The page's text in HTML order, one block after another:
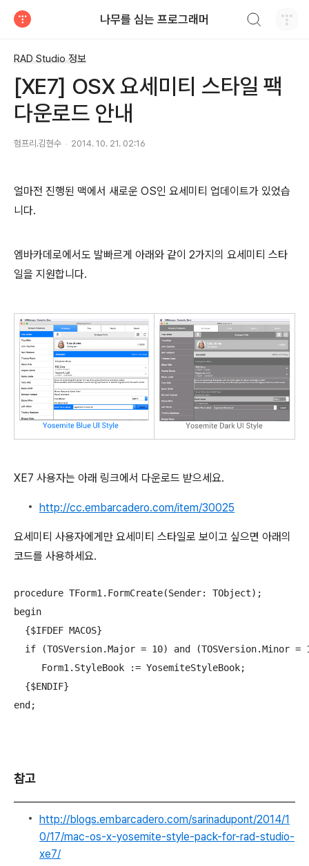
나무를 심는 프로그래머
RAD Studio 정보
[XE7] OSX 요세미티 스타일 팩
다운로드 안내
험프리.김현수 2014. 10. 21. 02:16
얼마전 진행된 맥에서 새로운 OS인 요세미티 업데이트가 있었습
니다.
엠바카데로에서도 발빠르게 아래와 같이 2가지의 요세미티 스타
일을 지원합니다.
XE7 사용자는 아래 링크에서 다운로드 받으세요.
http://cc.embarcadero.com/item/30025
요세미티 사용자에게만 요세미티 스타일로 보이고 싶으면 아래의
코드를 사용하세요.
procedure TForm1.FormCreate(Sender: TObject);
begin
  {$IFDEF MACOS}
if (TOSVersion.Major = 10) and (TOSVersion.Minor =
     Form1.StyleBook := YosemiteStyleBook;
  {$ENDIF}
end;
참고
http://blogs.embarcadero.com/sarinadupont/2014/1
0/17/mac-os-x-yosemite-style-pack-for-rad-studio-
xe7/